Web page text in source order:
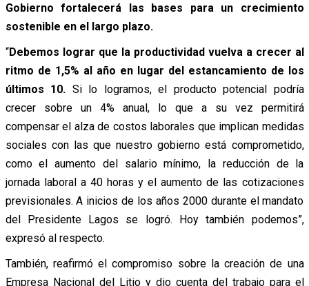
Gobierno fortalecerá las bases para un crecimiento
sostenible en el largo plazo.
“Debemos lograr que la productividad vuelva a crecer al
ritmo de 1,5% al año en lugar del estancamiento de los
últimos 10. Si lo logramos, el producto potencial podría
crecer sobre un 4% anual, lo que a su vez permitirá
compensar el alza de costos laborales que implican medidas
sociales con las que nuestro gobierno está comprometido,
como el aumento del salario mínimo, la reducción de la
jornada laboral a 40 horas y el aumento de las cotizaciones
previsionales. A inicios de los años 2000 durante el mandato
del Presidente Lagos se logró. Hoy también podemos”,
expresó al respecto.
También, reafirmó el compromiso sobre la creación de una
Empresa Nacional del Litio y dio cuenta del trabajo para el